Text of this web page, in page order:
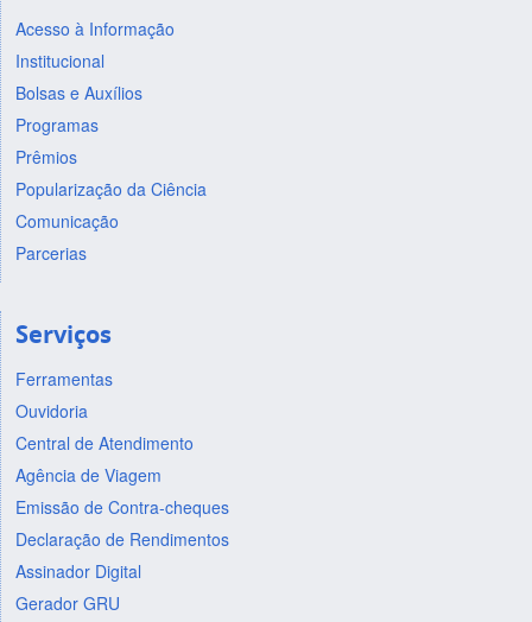
Acesso à Informação
Institucional
Bolsas e Auxílios
Programas
Prêmios
Popularização da Ciência
Comunicação
Parcerias
Serviços
Ferramentas
Ouvidoria
Central de Atendimento
Agência de Viagem
Emissão de Contra-cheques
Declaração de Rendimentos
Assinador Digital
Gerador GRU